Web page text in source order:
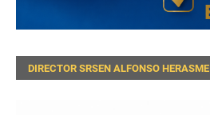
DIRECTOR SRSEN ALFONSO HERASME